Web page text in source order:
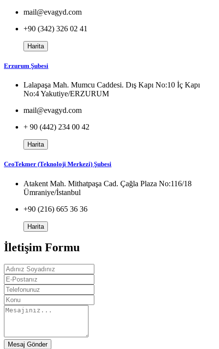
mail@evagyd.com
+90 (342) 326 02 41
Harita
Erzurum Şubesi
Lalapaşa Mah. Mumcu Caddesi. Dış Kapı No:10 İç Kapı
No:4 Yakutiye/ERZURUM
mail@evagyd.com
+ 90 (442) 234 00 42
Harita
CeoTekmer (Teknoloji Merkezi) Şubesi
Atakent Mah. Mithatpaşa Cad. Çağla Plaza No:116/18
Ümraniye/İstanbul
+90 (216) 665 36 36
Harita
İletişim Formu
Mesaj Gönder